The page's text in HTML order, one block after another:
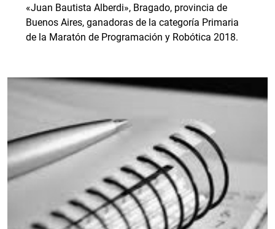
«Juan Bautista Alberdi», Bragado, provincia de
Buenos Aires, ganadoras de la categoría Primaria
de la Maratón de Programación y Robótica 2018.